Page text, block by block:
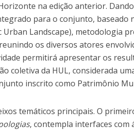
na edição anterior.
para o conjunto, baseado
Landscape), metodologia
os diversos atores
permitirá apresentar os
coletiva da HUL, considerada
inscrito como Patrimônio
temáticos principais. O
, contempla interfaces